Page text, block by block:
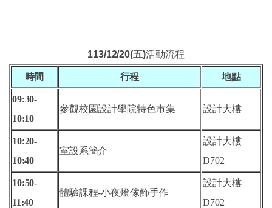
113/12/20(五)活動流程
時間 行程 地點
09:30-
10:10
參觀校園設計學院特色市集 設計大樓
10:20-
10:40
室設系簡介
設計大樓
D702
10:50-
11:40
體驗課程-小夜燈傢飾手作
設計大樓
D702